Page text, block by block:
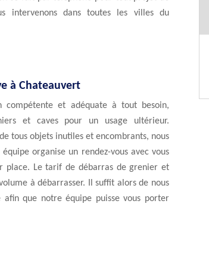
intervenons dans toutes les villes du
à Chateauvert
compétente et adéquate à tout besoin,
et caves pour un usage ultérieur.
tous objets inutiles et encombrants, nous
organise un rendez-vous avec vous
place. Le tarif de débarras de grenier et
à débarrasser. Il suffit alors de nous
que notre équipe puisse vous porter